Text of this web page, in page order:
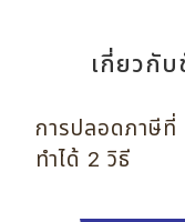
เกี่ยวกั
การปลอดภาษีที่
ทำได้ 2 วิธี